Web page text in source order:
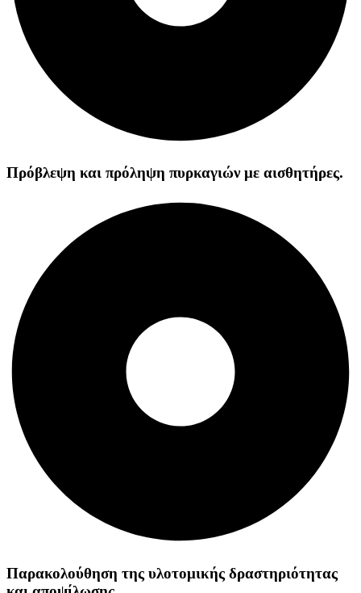
Πρόβλεψη και πρόληψη πυρκαγιών με αισθητήρες.
Παρακολούθηση της υλοτομικής δραστηριότητας